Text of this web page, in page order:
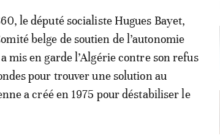
le député socialiste Hugues Bayet,
belge de soutien de l’autonomie
mis en garde l’Algérie contre son refus
pour trouver une solution au
a créé en 1975 pour déstabiliser le